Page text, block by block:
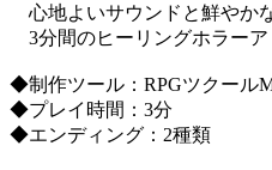
心地よいサウンドと鮮やか
3分間のヒーリングホラーア
◆制作ツール：RPGツクール
◆プレイ時間：3分
◆エンディング：2種類